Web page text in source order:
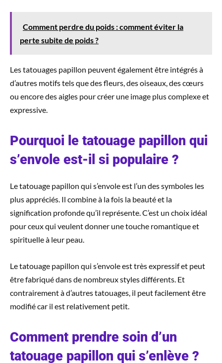
Comment perdre du poids : comment éviter la
perte subite de poids ?
Les tatouages papillon peuvent également être intégrés à
d’autres motifs tels que des fleurs, des oiseaux, des cœurs
ou encore des aigles pour créer une image plus complexe et
expressive.
Pourquoi le tatouage papillon qui
s’envole est-il si populaire ?
Le tatouage papillon qui s’envole est l’un des symboles les
plus appréciés. Il combine à la fois la beauté et la
signification profonde qu’il représente. C’est un choix idéal
pour ceux qui veulent donner une touche romantique et
spirituelle à leur peau.
Le tatouage papillon qui s’envole est très expressif et peut
être fabriqué dans de nombreux styles différents. Et
contrairement à d’autres tatouages, il peut facilement être
modifié car il est relativement petit.
Comment prendre soin d’un
tatouage papillon qui s’enlève ?